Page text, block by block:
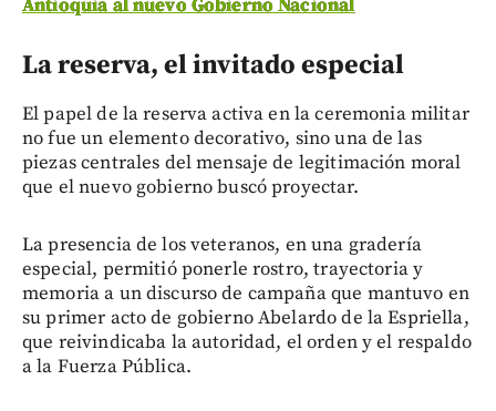
Antioquia al nuevo Gobierno Nacional
La reserva, el invitado especial
El papel de la reserva activa en la ceremonia militar
no fue un elemento decorativo, sino una de las
piezas centrales del mensaje de legitimación moral
que el nuevo gobierno buscó proyectar.
La presencia de los veteranos, en una gradería
especial, permitió ponerle rostro, trayectoria y
memoria a un discurso de campaña que mantuvo en
su primer acto de gobierno Abelardo de la Espriella,
que reivindicaba la autoridad, el orden y el respaldo
a la Fuerza Pública.